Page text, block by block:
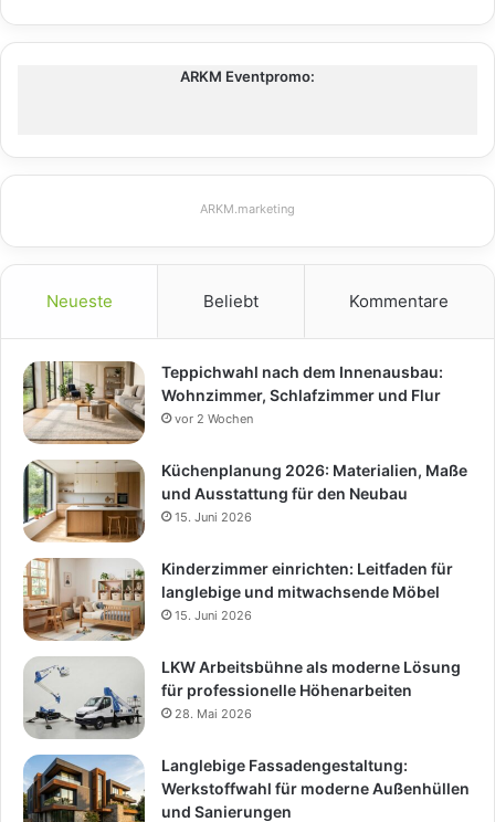
ARKM Eventpromo:
ARKM.marketing
Neueste Beliebt Kommentare
Teppichwahl nach dem Innenausbau:
Wohnzimmer, Schlafzimmer und Flur
vor 2 Wochen
Küchenplanung 2026: Materialien, Maße
und Ausstattung für den Neubau
15. Juni 2026
Kinderzimmer einrichten: Leitfaden für
langlebige und mitwachsende Möbel
15. Juni 2026
LKW Arbeitsbühne als moderne Lösung
für professionelle Höhenarbeiten
28. Mai 2026
Langlebige Fassadengestaltung:
Werkstoffwahl für moderne Außenhüllen
und Sanierungen